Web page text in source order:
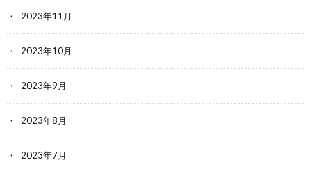
2023年11月
2023年10月
2023年9月
2023年8月
2023年7月